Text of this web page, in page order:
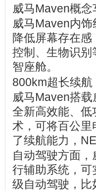
威马Maven概念
威马Maven内
降低屏幕存在
控制、生物识
智座舱。
800km超长续
威马Maven搭
全新高效能、
术，可将百公
了续航能力，
自动驾驶方面
行辅助系统，
级自动驾驶，比